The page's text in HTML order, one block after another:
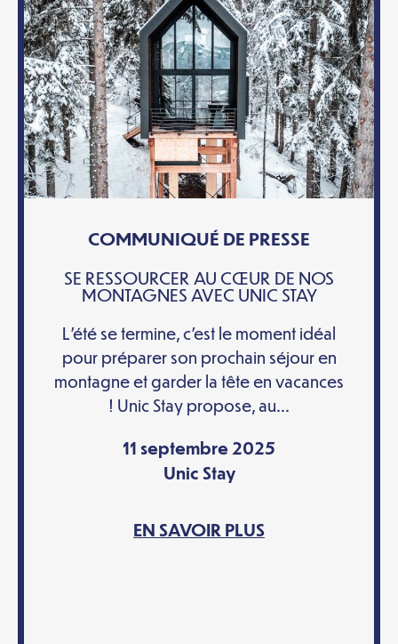
COMMUNIQUÉ DE PRESSE
SE RESSOURCER AU CŒUR DE NOS
MONTAGNES AVEC UNIC STAY
L’été se termine, c’est le moment idéal
pour préparer son prochain séjour en
montagne et garder la tête en vacances
! Unic Stay propose, au...
11 septembre 2025
Unic Stay
EN SAVOIR PLUS